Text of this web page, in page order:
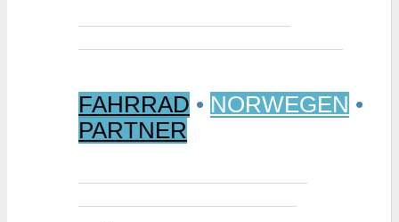
FAHRRAD • NORWEGEN •
PARTNER